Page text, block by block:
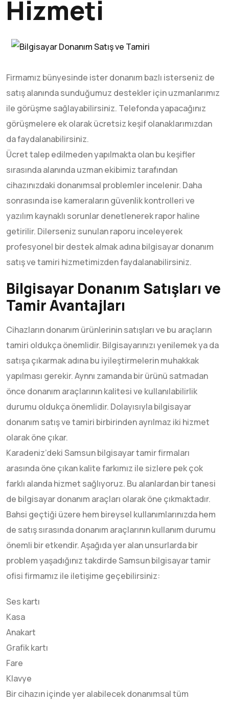
Hizmeti
Firmamız bünyesinde ister donanım bazlı isterseniz de
satış alanında sunduğumuz destekler için uzmanlarımız
ile görüşme sağlayabilirsiniz. Telefonda yapacağınız
görüşmelere ek olarak ücretsiz keşif olanaklarımızdan
da faydalanabilirsiniz.
Ücret talep edilmeden yapılmakta olan bu keşifler
sırasında alanında uzman ekibimiz tarafından
cihazınızdaki donanımsal problemler incelenir. Daha
sonrasında ise kameraların güvenlik kontrolleri ve
yazılım kaynaklı sorunlar denetlenerek rapor haline
getirilir. Dilerseniz sunulan raporu inceleyerek
profesyonel bir destek almak adına bilgisayar donanım
satış ve tamiri hizmetimizden faydalanabilirsiniz.
Bilgisayar Donanım Satışları ve
Tamir Avantajları
Cihazların donanım ürünlerinin satışları ve bu araçların
tamiri oldukça önemlidir. Bilgisayarınızı yenilemek ya da
satışa çıkarmak adına bu iyileştirmelerin muhakkak
yapılması gerekir. Aynnı zamanda bir ürünü satmadan
önce donanım araçlarının kalitesi ve kullanılabilirlik
durumu oldukça önemlidir. Dolayısıyla bilgisayar
donanım satış ve tamiri birbirinden ayrılmaz iki hizmet
olarak öne çıkar.
Karadeniz’deki Samsun bilgisayar tamir firmaları
arasında öne çıkan kalite farkımız ile sizlere pek çok
farklı alanda hizmet sağlıyoruz. Bu alanlardan bir tanesi
de bilgisayar donanım araçları olarak öne çıkmaktadır.
Bahsi geçtiği üzere hem bireysel kullanımlarınızda hem
de satış sırasında donanım araçlarının kullanım durumu
önemli bir etkendir. Aşağıda yer alan unsurlarda bir
problem yaşadığınız takdirde Samsun bilgisayar tamir
ofisi firmamız ile iletişime geçebilirsiniz:
Ses kartı
Kasa
Anakart
Grafik kartı
Fare
Klavye
Bir cihazın içinde yer alabilecek donanımsal tüm